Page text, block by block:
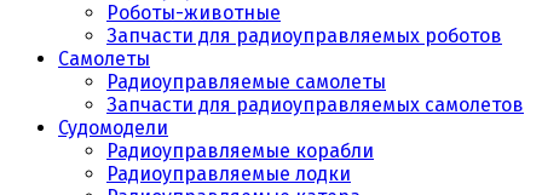
Роботы-животные
Запчасти для радиоуправляемых роботов
Самолеты
Радиоуправляемые самолеты
Запчасти для радиоуправляемых самолетов
Судомодели
Радиоуправляемые корабли
Радиоуправляемые лодки